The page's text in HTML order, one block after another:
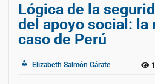
Lógica de la
del apoyo social: la
caso de Perú
Elizabeth Salmón Gárate